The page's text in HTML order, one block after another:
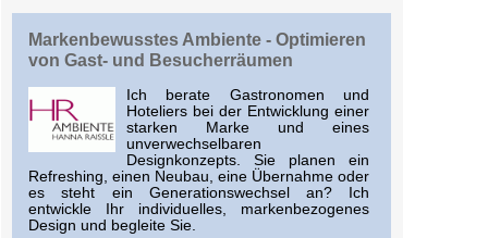
Markenbewusstes Ambiente - Optimieren
von Gast- und Besucherräumen
Ich berate Gastronomen und
Hoteliers bei der Entwicklung einer
starken Marke und eines
unverwechselbaren
Designkonzepts. Sie planen ein
Refreshing, einen Neubau, eine Übernahme oder
es steht ein Generationswechsel an? Ich
entwickle Ihr individuelles, markenbezogenes
Design und begleite Sie.